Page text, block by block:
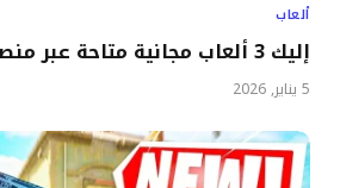
ألعاب
إليك 3 ألعاب مجانية متاحة عبر منصات إكس بوكس.
5 يناير, 2026